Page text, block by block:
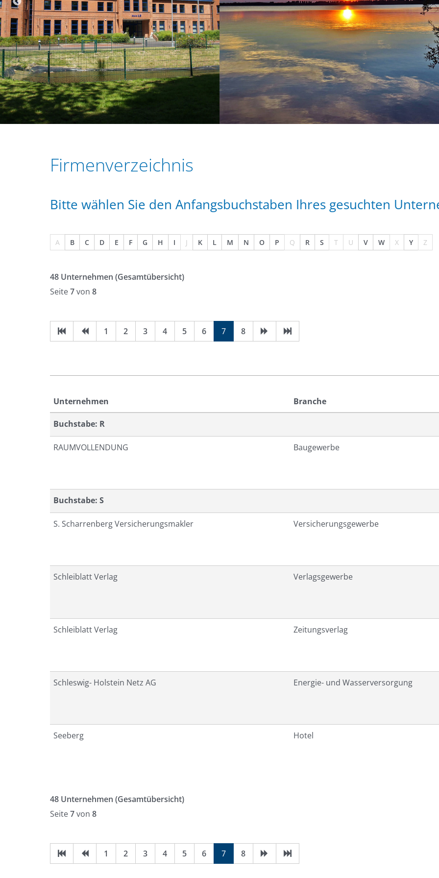
r
i
n
g
e
n
e
n
Firmenverzeichnis
Bitte wählen Sie den Anfangsbuchstaben Ihres gesuchten
A B C D E F G H I J K L M N O P Q R S T U V W X Y Z
48 Unternehmen (Gesamtübersicht)
Seite7von 8
1 2 3 4 5 6 7 8
Unternehmen Branche
Buchstabe: R
RAUMVOLLENDUNG Baugewerbe
Buchstabe: S
S. Scharrenberg Versicherungsmakler Versicherungsgewerbe
Schleiblatt Verlag Verlagsgewerbe
Schleiblatt Verlag Zeitungsverlag
Schleswig- Holstein Netz AG Energie- und Wasserversorgung
Seeberg Hotel
48 Unternehmen (Gesamtübersicht)
Seite7von 8
1 2 3 4 5 6 7 8